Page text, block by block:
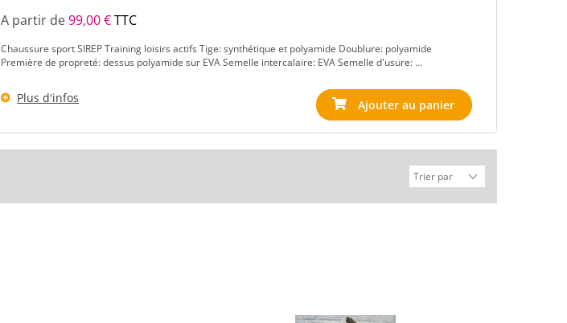
A partir de99,00 €TTC
Chaussure sport SIREP Training loisirs actifs Tige: synthétique et polyamide Doublure: polyamide
Première de propreté: dessus polyamide sur EVA Semelle intercalaire: EVA Semelle d'usure: ...
Plus d'infos Ajouter au panier